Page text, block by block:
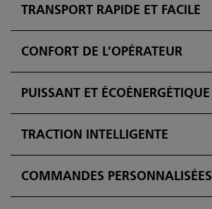
TRANSPORT RAPIDE ET FACILE
CONFORT DE L’OPÉRATEUR
PUISSANT ET ÉCOÉNERGÉTIQUE
TRACTION INTELLIGENTE
COMMANDES PERSONNALISÉES